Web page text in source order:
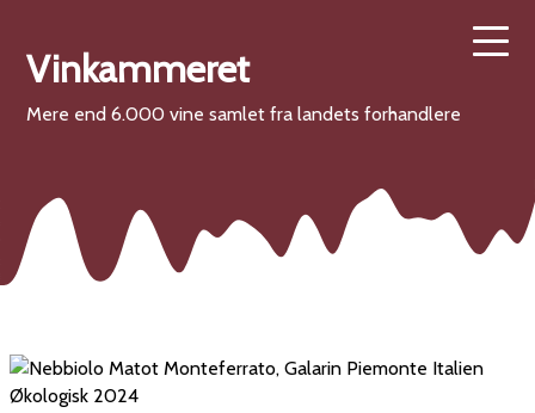
Vinkammeret
Mere end 6.000 vine samlet fra landets forhandlere